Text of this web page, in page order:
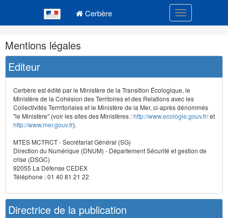
Cerbère Toggle
Navigation
et
outils
annexes
Mentions légales
Editeur
Cerbère est édité par le Ministère de la Transition Écologique, le
Ministère de la Cohésion des Territoires et des Relations avec les
Collectivités Terrritoriales et le Ministère de la Mer, ci-après dénommés
"le Ministère" (voir les sites des Ministères :http://www.ecologie.gouv.fr/et
http://www.mer.gouv.fr).
MTES MCTRCT - Secrétariat Général (SG)
Direction du Numérique (DNUM) - Département Sécurité et gestion de
crise (DSGC)
92055 La Défense CEDEX
Téléphone : 01 40 81 21 22
Directrice de la publication